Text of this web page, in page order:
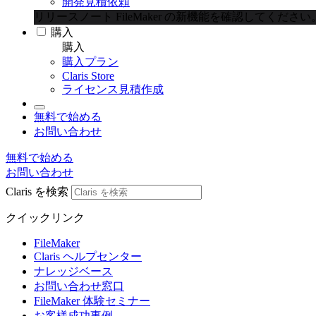
リリースノート
FileMaker の新機能を確認してください。
購入
購入
購入プラン
Claris Store
ライセンス見積作成
無料で始める
お問い合わせ
無料で始める
お問い合わせ
Claris を検索
クイックリンク
FileMaker
Claris ヘルプセンター
ナレッジベース
お問い合わせ窓口
FileMaker 体験セミナー